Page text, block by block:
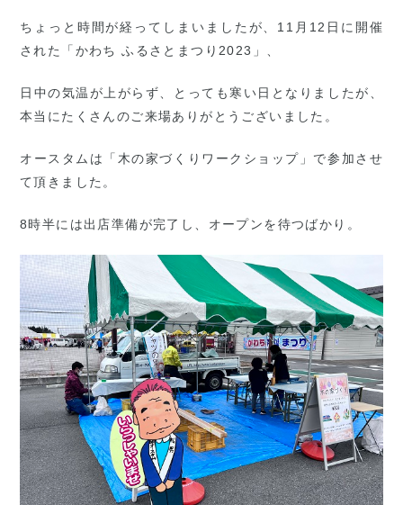
ちょっと時間が経ってしまいましたが、11月12日に開催
された「かわち ふるさとまつり2023」、
日中の気温が上がらず、とっても寒い日となりましたが、
本当にたくさんのご来場ありがとうございました。
オースタムは「木の家づくりワークショップ」で参加させ
て頂きました。
8時半には出店準備が完了し、オープンを待つばかり。